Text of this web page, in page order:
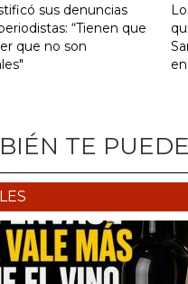
sus denuncias
“Tienen que
que no son
TE